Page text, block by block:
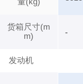
量(kg)
货箱尺寸(m
m)
发动机
-